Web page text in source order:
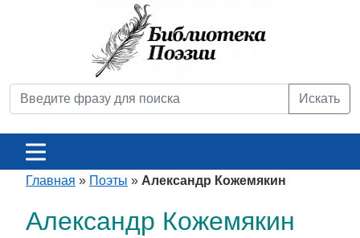
Искать
Главная » Поэты » Александр Кожемякин
Александр Кожемякин